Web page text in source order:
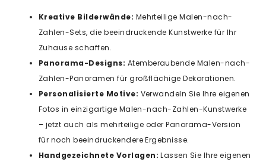
Kreative Bilderwände: Mehrteilige Malen-nach-
Zahlen-Sets, die beeindruckende Kunstwerke für Ihr
Zuhause schaffen.
Panorama-Designs: Atemberaubende Malen-nach-
Zahlen-Panoramen für großflächige Dekorationen.
Personalisierte Motive: Verwandeln Sie Ihre eigenen
Fotos in einzigartige Malen-nach-Zahlen-Kunstwerke
– jetzt auch als mehrteilige oder Panorama-Version
für noch beeindruckendere Ergebnisse.
Handgezeichnete Vorlagen: Lassen Sie Ihre eigenen